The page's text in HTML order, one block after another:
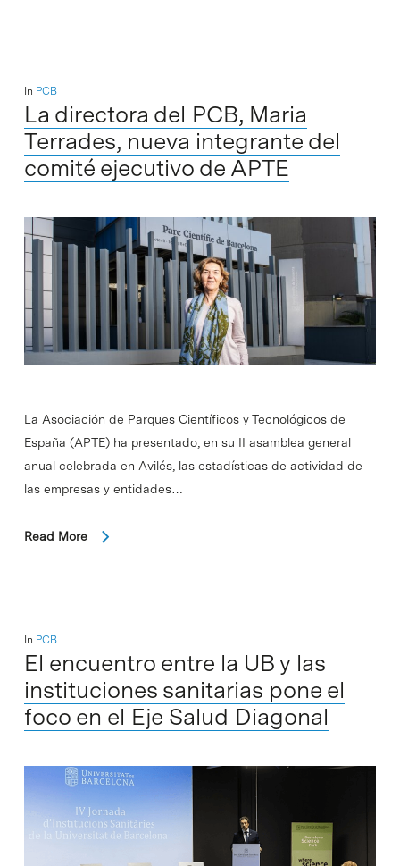
In PCB
La directora del PCB, Maria
Terrades, nueva integrante del
comité ejecutivo de APTE
La Asociación de Parques Científicos y Tecnológicos de
España (APTE) ha presentado, en su II asamblea general
anual celebrada en Avilés, las estadísticas de actividad de
las empresas y entidades…
Read More
In PCB
El encuentro entre la UB y las
instituciones sanitarias pone el
foco en el Eje Salud Diagonal